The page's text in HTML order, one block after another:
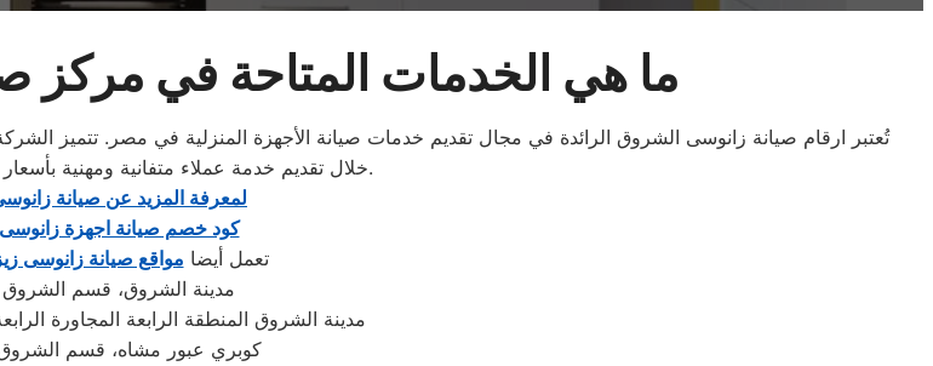
ما هي الخدمات المتاحة في مركز
تُعتبر ارقام صيانة زانوسى الشروق الرائدة في مجال تقديم خدمات صيانة الأجهزة المنزلية في مصر. تتميز
خلال تقديم خدمة عملاء متفانية ومهنية بأسعار معقولة ومنافسة.
لمعرفة المزيد عن صيانة
كود خصم صيانة اجهزة زانوسى
تعمل أيضا مواقع صيانة زانوسى
مدينة الشروق، قسم الشروق
مدينة الشروق المنطقة الرابعة المجاورة
1، كوبري عبور مشاه، قسم